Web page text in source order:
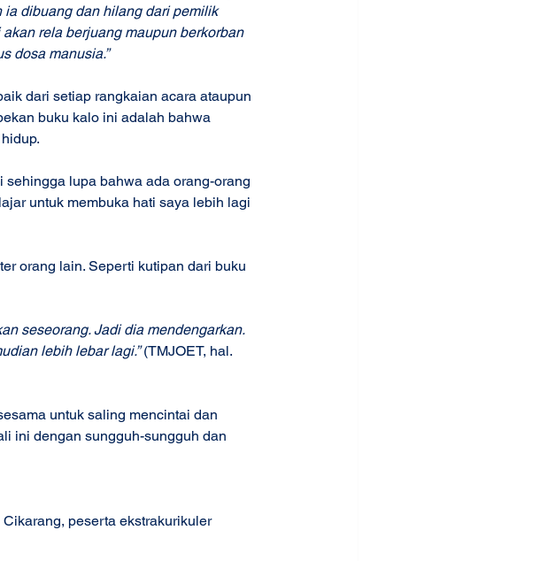
ia dibuang dan hilang dari pemilik
rela berjuang maupun berkorban
dosa manusia.”
dari setiap rangkaian acara ataupun
buku kalo ini adalah bahwa
lupa bahwa ada orang-orang
untuk membuka hati saya lebih lagi
orang lain. Seperti kutipan dari buku
seseorang. Jadi dia mendengarkan.
lebih lebar lagi.” (TMJOET, hal.
untuk saling mencintai dan
ini dengan sungguh-sungguh dan
peserta ekstrakurikuler